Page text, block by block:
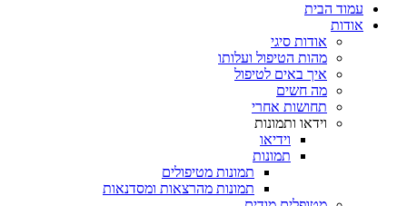
עמוד הבית
אודות
אודות סיגי
מהות הטיפול ועלותו
איך באים לטיפול
מה חשים
תחושות אחרי
וידאו ותמונות
וידיאו
תמונות
תמונות מטיפולים
תמונות מהרצאות ומסדנאות